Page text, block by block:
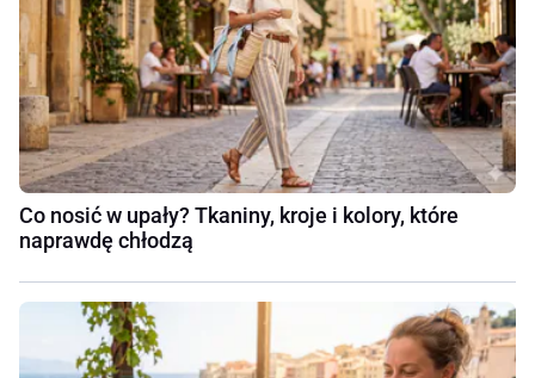
Co nosić w upały? Tkaniny, kroje i kolory, które
naprawdę chłodzą